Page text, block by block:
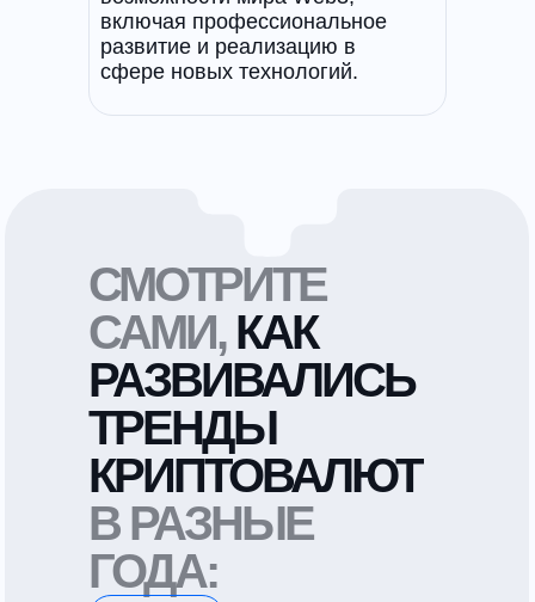
включая профессиональное
развитие и реализацию в
сфере новых технологий.
СМОТРИТЕ
САМИ,КАК
РАЗВИВАЛИСЬ
ТРЕНДЫ
КРИПТОВАЛЮТ
В РАЗНЫЕ
ГОДА: